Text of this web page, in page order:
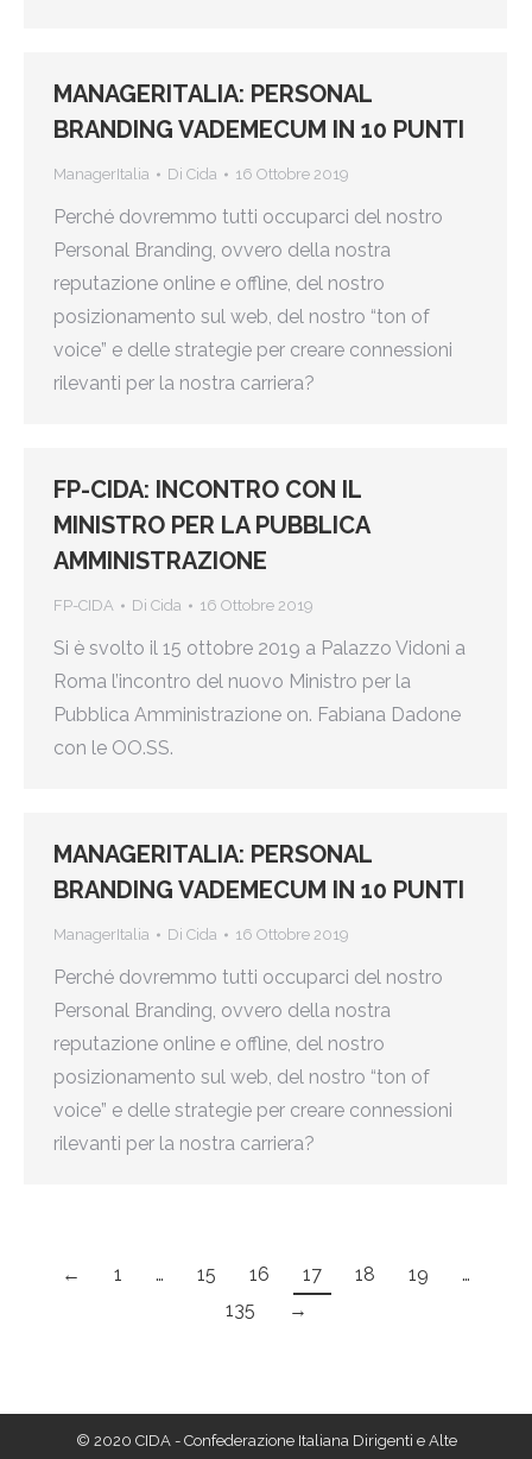
MANAGERITALIA: PERSONAL
BRANDING VADEMECUM IN 10 PUNTI
ManagerItalia Di Cida 16 Ottobre 2019
Perché dovremmo tutti occuparci del nostro
Personal Branding, ovvero della nostra
reputazione online e offline, del nostro
posizionamento sul web, del nostro “ton of
voice” e delle strategie per creare connessioni
rilevanti per la nostra carriera?
FP-CIDA: INCONTRO CON IL
MINISTRO PER LA PUBBLICA
AMMINISTRAZIONE
FP-CIDA Di Cida 16 Ottobre 2019
Si è svolto il 15 ottobre 2019 a Palazzo Vidoni a
Roma l’incontro del nuovo Ministro per la
Pubblica Amministrazione on. Fabiana Dadone
con le OO.SS.
MANAGERITALIA: PERSONAL
BRANDING VADEMECUM IN 10 PUNTI
ManagerItalia Di Cida 16 Ottobre 2019
Perché dovremmo tutti occuparci del nostro
Personal Branding, ovvero della nostra
reputazione online e offline, del nostro
posizionamento sul web, del nostro “ton of
voice” e delle strategie per creare connessioni
rilevanti per la nostra carriera?
← 1 … 15 16 17 18 19
…
135
→
© 2020 CIDA - Confederazione Italiana Dirigenti e Alte